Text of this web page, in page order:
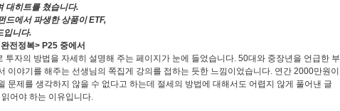
대히트를 쳤습니다.
드에서 파생한 상품이ETF,
입니다.
완전정복> P25 중에서
투자의 방법을 자세히 설명해 주는 페이지가 눈에 들었습니다. 50대와 중장년을 언급한 부
이야기를 해주는 선생님의 쪽집게 강의를 접하는 듯한 느낌이었습니다. 연간 2000만원이
문제를 생각하지 않을 수 없다고 하는데 절세의 방법에 대해서도 어렵지 않게 풀어낸 글
어야 하는 이유입니다.